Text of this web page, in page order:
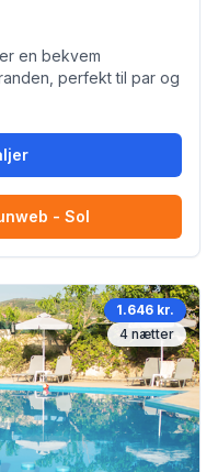
en bekvem
perfekt til par og
- Sol
1.646 kr.
4 nætter